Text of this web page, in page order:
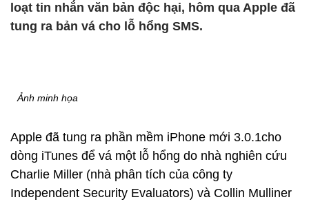
loạt tin nhắn văn bản độc hại, hôm qua Apple đã
tung ra bản vá cho lỗ hổng SMS.
Ảnh minh họa
Apple đã tung ra phần mềm iPhone mới 3.0.1cho
dòng iTunes để vá một lỗ hổng do nhà nghiên cứu
Charlie Miller (nhà phân tích của công ty
Independent Security Evaluators) và Collin Mulliner